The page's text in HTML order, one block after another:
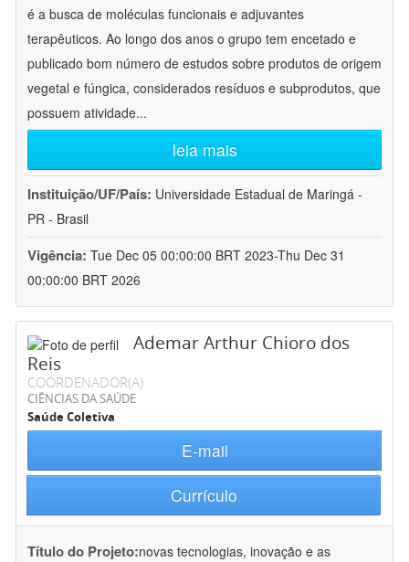
é a busca de moléculas funcionais e adjuvantes
terapêuticos. Ao longo dos anos o grupo tem encetado e
publicado bom número de estudos sobre produtos de origem
vegetal e fúngica, considerados resíduos e subprodutos, que
possuem atividade...
leia mais
Instituição/UF/País: Universidade Estadual de Maringá -
PR - Brasil
Vigência: Tue Dec 05 00:00:00 BRT 2023-Thu Dec 31
00:00:00 BRT 2026
Ademar Arthur Chioro dos
Reis
COORDENADOR(A)
CIÊNCIAS DA SAÚDE
Saúde Coletiva
E-mail
Currículo
Título do Projeto:novas tecnologias, inovação e as